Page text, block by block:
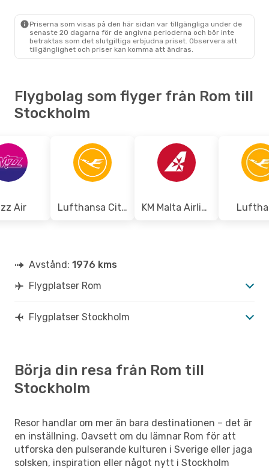
Ryanair Direkt
STO- ROM
Priserna som visas på den här sidan var tillgängliga under de
senaste 20 dagarna för de angivna perioderna och bör inte
betraktas som det slutgiltiga erbjudna priset. Observera att
tillgänglighet och priser kan komma att ändras.
Flygbolag som flyger från Rom till
Stockholm
Air Lufthansa City Airlines KM Malta Airlines
Avstånd: 1976 kms
Flygplatser Rom
Flygplatser Stockholm
Börja din resa från Rom till
Stockholm
Resor handlar om mer än bara destinationen – det är
en inställning. Oavsett om du lämnar Rom för att
utforska den pulserande kulturen i Sverige eller jaga
solsken, inspiration eller något nytt i Stockholm